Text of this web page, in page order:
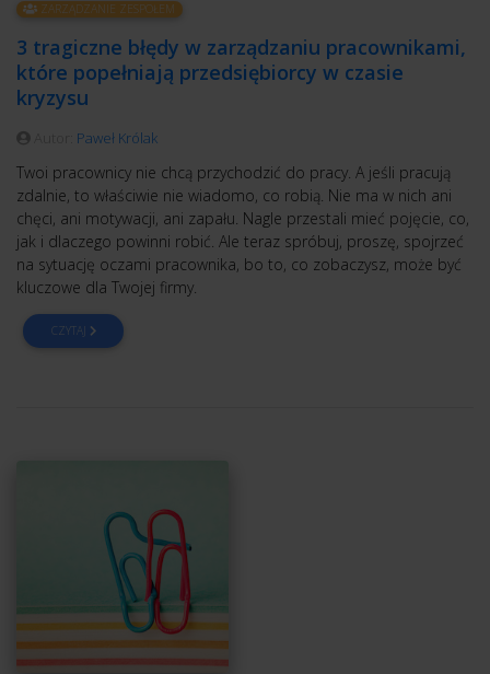
ZARZĄDZANIE ZESPOŁEM
3 tragiczne błędy w zarządzaniu pracownikami,
które popełniają przedsiębiorcy w czasie
kryzysu
Paweł Królak
Twoi pracownicy nie chcą przychodzić do pracy. A jeśli pracują
zdalnie, to właściwie nie wiadomo, co robią. Nie ma w nich ani
chęci, ani motywacji, ani zapału. Nagle przestali mieć pojęcie, co,
jak i dlaczego powinni robić. Ale teraz spróbuj, proszę, spojrzeć
na sytuację oczami pracownika, bo to, co zobaczysz, może być
kluczowe dla Twojej firmy.
CZYTAJ